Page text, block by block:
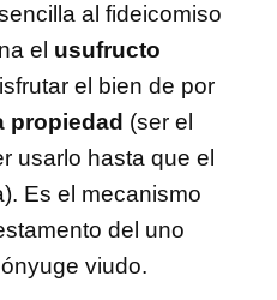
al fideicomiso
el usufructo
el bien de por
propiedad (ser el
usarlo hasta que el
Es el mecanismo
del uno
viudo.